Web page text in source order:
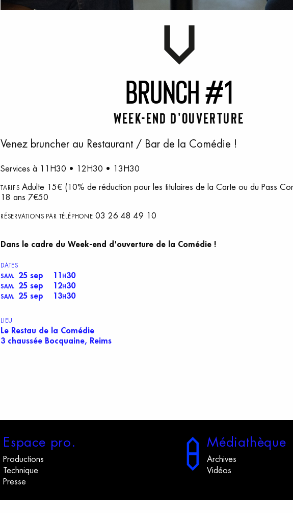
Brunch#1
Week-end d'ouverture
Venez bruncher au Restaurant / Bar de la Comédie !
Services à 11H30 • 12H30 • 13H30
TARIFS Adulte 15€ (10% de réduction pour les titulaires de la Carte ou du Pass
18 ans 7€50
RÉSERVATIONS PAR TÉLÉPHONE 03 26 48 49 10
Dans le cadre du Week-end d'ouverture de la Comédie !
DATES
SAM.
25 sep 11 H 30
SAM. 25 sep 12H 30
SAM. 25 sep 13H 30
LIEU
Le Restau de la Comédie
3 chaussée Bocquaine, Reims
Espace pro.
Productions
Technique
Presse
Médiathèque
Archives
Vidéos